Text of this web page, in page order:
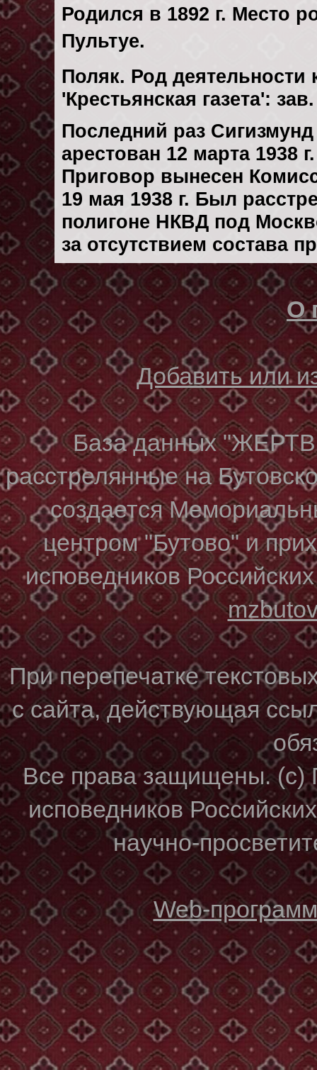
Родился в 1892 г. Место
Пультуе.
Поляк. Род деятельности
'Крестьянская газета':
Последний раз
арестован 12 марта 1938 г.
Приговор вынесен
19 мая 1938 г. Был
полигоне НКВД под
за отсутствием состава
О
Добавить или
База данных
расстрелянные на
создается
центром "Бутово" и
исповедников
При перепечатке
с сайта, действующая
Все права защищены. (с)
исповедников
научно-
Web-